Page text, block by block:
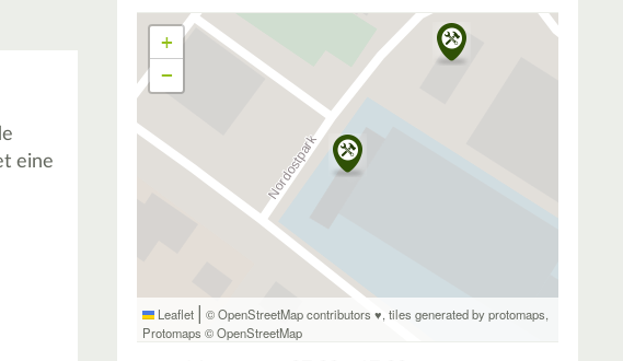
eine
+
−
Leaflet | © OpenStreetMap contributors ♥,tiles generated by protomaps,
Protomaps ©OpenStreetMap